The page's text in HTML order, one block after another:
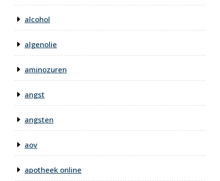
alcohol
algenolie
aminozuren
angst
angsten
aov
apotheek online